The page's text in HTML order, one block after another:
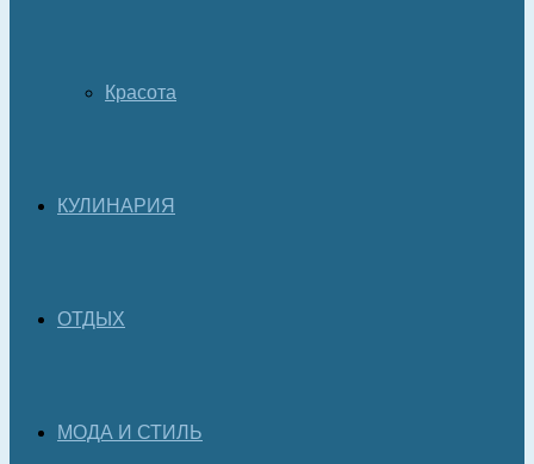
Красота
КУЛИНАРИЯ
ОТДЫХ
МОДА И СТИЛЬ